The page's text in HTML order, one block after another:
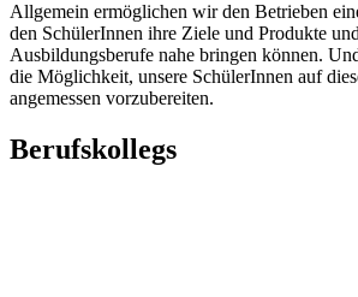
Allgemein ermöglichen wir den Betrieben
den SchülerInnen ihre Ziele und Produkte
Ausbildungsberufe nahe bringen können.
die Möglichkeit, unsere SchülerInnen auf
angemessen vorzubereiten.
Berufskollegs